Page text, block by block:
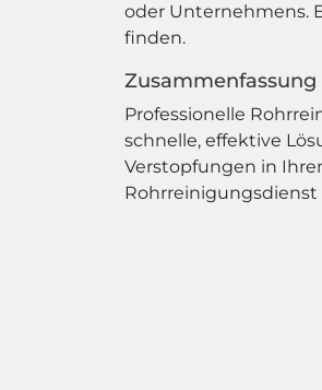
oder Unternehmens.
finden.
Zusammenfassung
Professionelle
schnelle, effektive
Verstopfungen in